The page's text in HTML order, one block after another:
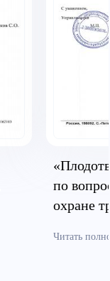
по
охране
Читать